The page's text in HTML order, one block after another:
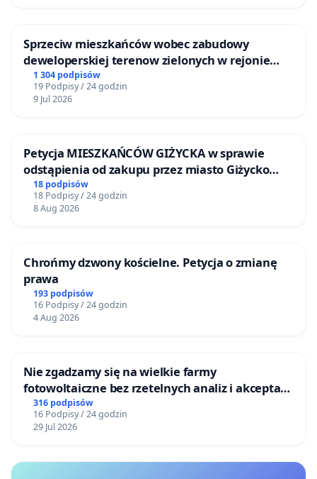
Sprzeciw mieszkańców wobec zabudowy
deweloperskiej terenow zielonych w rejonie
Bulwarów Straceńskich w Bielsku-Białej
1 304 podpisów
19 Podpisy / 24 godzin
9 Jul 2026
Petycja MIESZKAŃCÓW GIŻYCKA w sprawie
odstąpienia od zakupu przez miasto Giżycko
nieruchomości położonej nad jeziorem Niegocin
18 podpisów
18 Podpisy / 24 godzin
8 Aug 2026
Chrońmy dzwony kościelne. Petycja o zmianę
prawa
193 podpisów
16 Podpisy / 24 godzin
4 Aug 2026
Nie zgadzamy się na wielkie farmy
fotowoltaiczne bez rzetelnych analiz i akceptacji
mieszkańców
316 podpisów
16 Podpisy / 24 godzin
29 Jul 2026